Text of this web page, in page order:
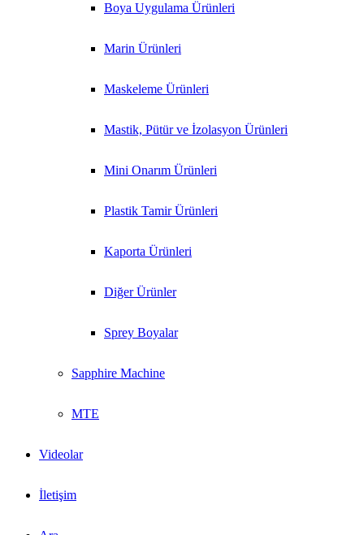
Boya Uygulama Ürünleri
Marin Ürünleri
Maskeleme Ürünleri
Mastik, Pütür ve İzolasyon Ürünleri
Mini Onarım Ürünleri
Plastik Tamir Ürünleri
Kaporta Ürünleri
Diğer Ürünler
Sprey Boyalar
Sapphire Machine
MTE
Videolar
İletişim